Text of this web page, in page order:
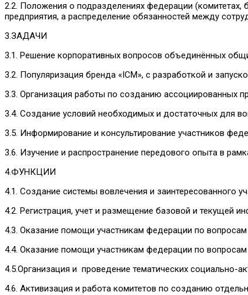
2.2. Положения о подразделениях федерации (комитетах,
предприятия, а распределение обязанностей между
3.ЗАДАЧИ
3.1. Решение корпоративных вопросов объединённых
3.2. Популяризация бренда «ICM», с разработкой и
3.3. Организация работы по созданию ассоциированных
3.4. Создание условий необходимых и достаточных для
3.5. Информирование и консультирование участников
3.6. Изучение и распространение передового опыта в
4.ФУНКЦИИ
4.1. Создание системы вовлечения и заинтересованного
4.2. Регистрация, учет и размещение базовой и текущей
4.3. Оказание помощи участникам федерации по
4.4. Оказание помощи участникам федерации по
4.5.Организация и проведение тематических социально-
4.6. Активизация и работа комитетов по созданию